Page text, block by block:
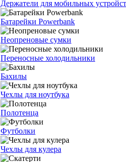
Держатели для мобильных
Батарейки Powerbank
Неопреновые сумки
Переносные холодильники
Бахилы
Чехлы для ноутбука
Полотенца
Футболки
Чехлы для кулера